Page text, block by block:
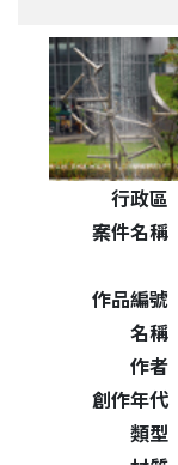
公共藝術作品詳細
行政區
案件名稱
作品編號
名稱
作者
創作年代
類型